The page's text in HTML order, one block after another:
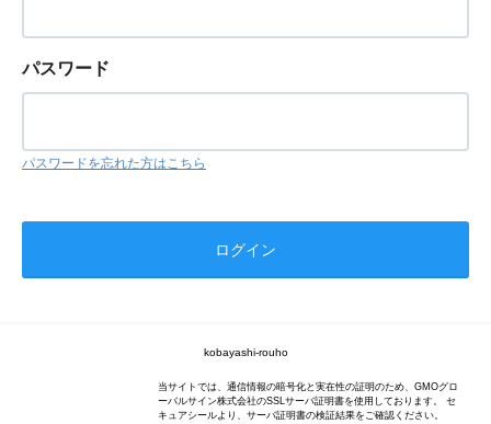
パスワード
パスワードを忘れた方はこちら
kobayashi-rouho
当サイトでは、通信情報の暗号化と実在性の証明のため、GMOグロ
ーバルサイン株式会社のSSLサーバ証明書を使用しております。 セ
キュアシールより、サーバ証明書の検証結果をご確認ください。